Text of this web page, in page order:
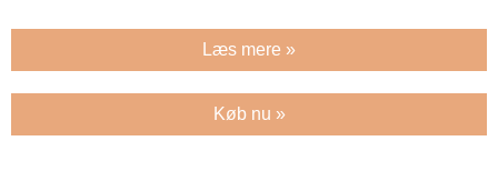
Læs mere »
Køb nu »